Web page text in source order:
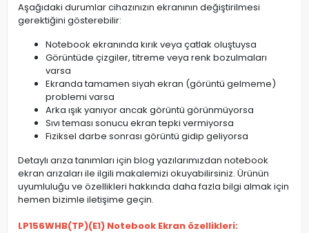
Aşağıdaki durumlar cihazınızın ekranının değiştirilmesi
gerektiğini gösterebilir:
Notebook ekranında kırık veya çatlak oluştuysa
Görüntüde çizgiler, titreme veya renk bozulmaları
varsa
Ekranda tamamen siyah ekran (görüntü gelmeme)
problemi varsa
Arka ışık yanıyor ancak görüntü görünmüyorsa
Sıvı teması sonucu ekran tepki vermiyorsa
Fiziksel darbe sonrası görüntü gidip geliyorsa
Detaylı arıza tanımları için blog yazılarımızdan notebook
ekran arızaları ile ilgili makalemizi okuyabilirsiniz. Ürünün
uyumluluğu ve özellikleri hakkında daha fazla bilgi almak için
hemen bizimle iletişime geçin.
LP156WHB(TP)(E1) Notebook Ekran özellikleri: